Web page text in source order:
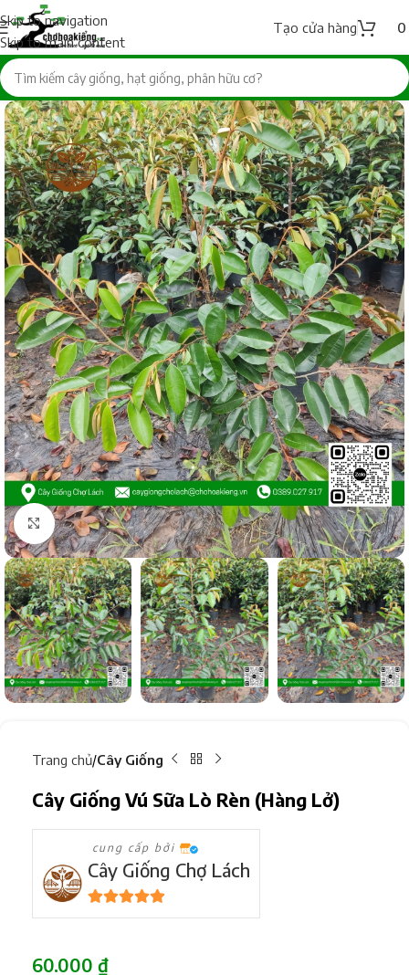
Skip to navigation
Skip to main content
Tạo cửa hàng 0
Click to enlarge
Trang chủ Cây Giống
Cây Giống Vú Sữa Lò Rèn (Hàng Lở)
cung cấp bởi
Cây Giống Chợ Lách
5trên 5
60.000 ₫